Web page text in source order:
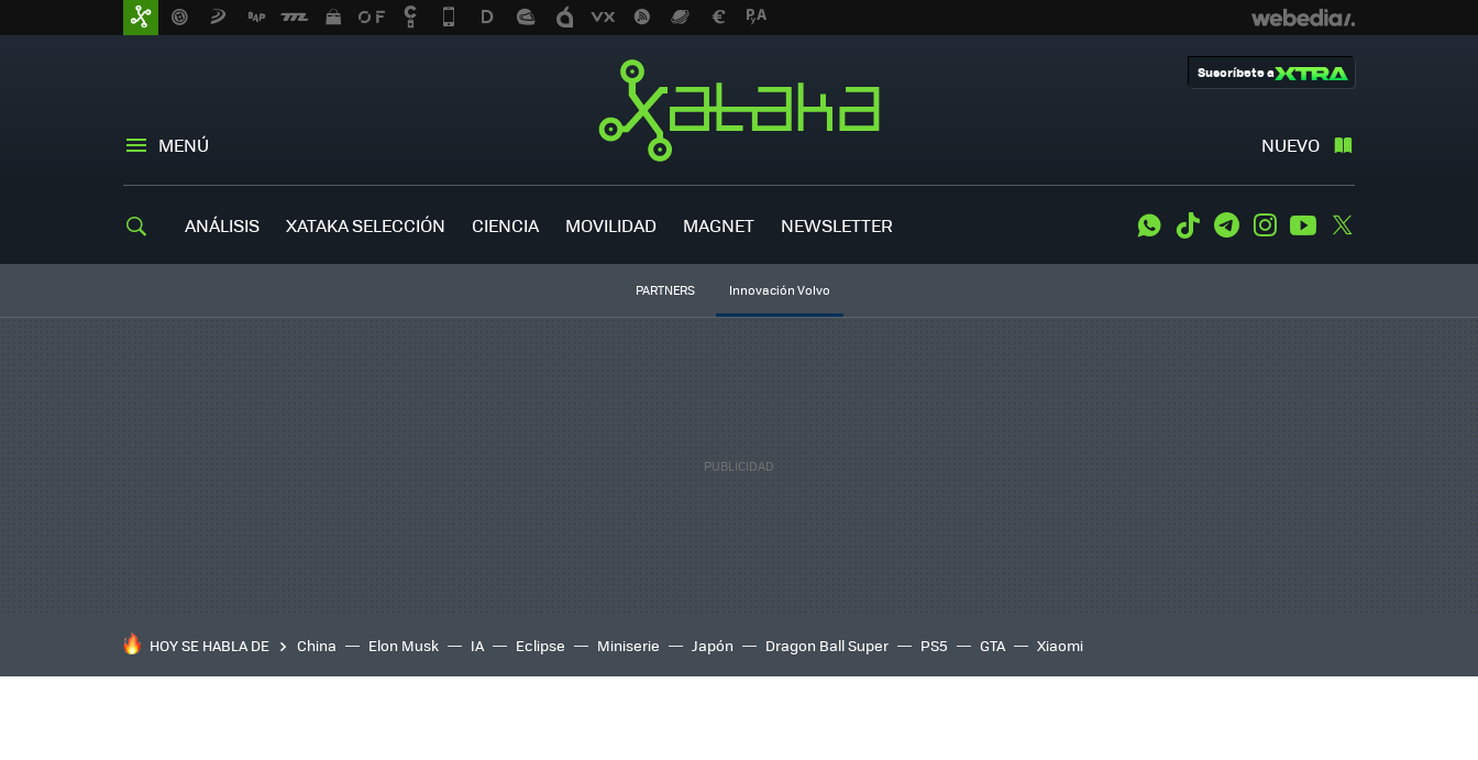
MENÚ NUEVO
Suscríbete a
ANÁLISIS XATAKA SELECCIÓN CIENCIA MOVILIDAD MAGNET NEWSLETTER WhatsApp
Tiktok TelegramInstagramYoutube
PARTNERS Innovación Volvo
HOY SE HABLA DE China Elon Musk IA Eclipse Miniserie Japón Dragon Ball Super PS5 GTA Xiaomi